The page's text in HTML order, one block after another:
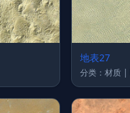
地表27